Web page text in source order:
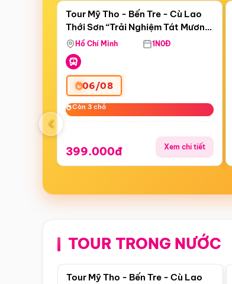
Còn23:34:03
Tour Mỹ Tho - Bến Tre - Cù Lao
Thới Sơn “Trải Nghiệm Tát Mương
Bắt Cá”
Hồ Chí Minh 1N0Đ
06/08
Còn 3 chỗ
Còn 3 chỗ
399.000đ Xem chi tiết
‹
TOUR TRONG NƯỚC
Điểm nổi bật
Tour Mỹ Tho - Bến Tre - Cù Lao